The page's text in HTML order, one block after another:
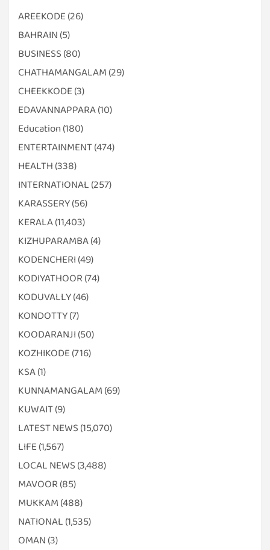
AREEKODE (26)
BAHRAIN (5)
BUSINESS (80)
CHATHAMANGALAM (29)
CHEEKKODE (3)
EDAVANNAPPARA(10)
Education (180)
ENTERTAINMENT(474)
HEALTH (338)
INTERNATIONAL (257)
KARASSERY(56)
KERALA(11,403)
KIZHUPARAMBA(4)
KODENCHERI (49)
KODIYATHOOR (74)
KODUVALLY(46)
KONDOTTY(7)
KOODARANJI (50)
KOZHIKODE (716)
KSA(1)
KUNNAMANGALAM (69)
KUWAIT(9)
LATEST NEWS (15,070)
LIFE (1,567)
LOCAL NEWS (3,488)
MAVOOR (85)
MUKKAM (488)
NATIONAL (1,535)
OMAN (3)